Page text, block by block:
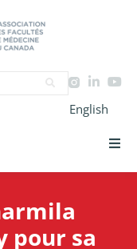
English
pour sa